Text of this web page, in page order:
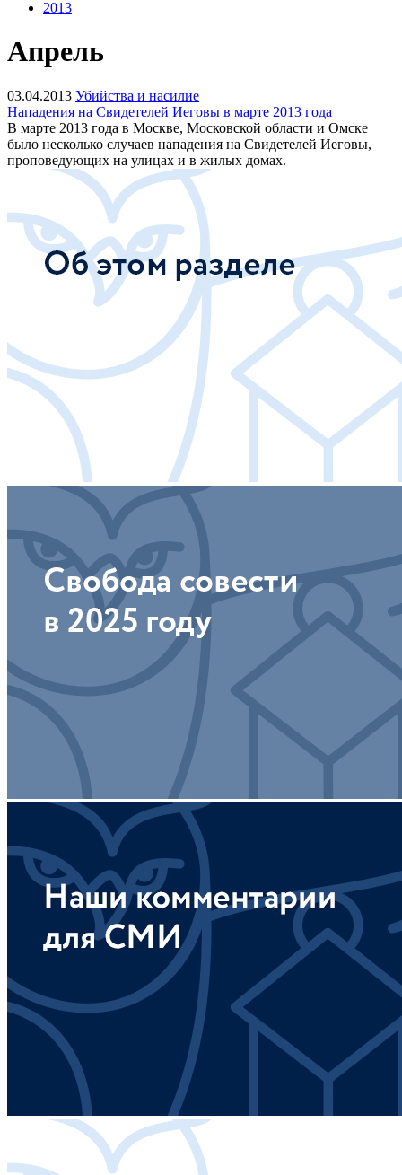
2013
Апрель
03.04.2013 Убийства и насилие
Нападения на Свидетелей Иеговы в марте 2013 года
В марте 2013 года в Москве, Московской области и Омске
было несколько случаев нападения на Свидетелей Иеговы,
проповедующих на улицах и в жилых домах.